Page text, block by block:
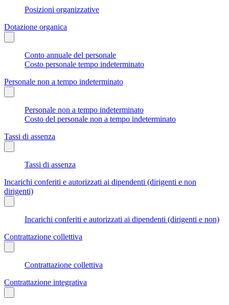
Posizioni organizzative
Dotazione organica
Conto annuale del personale
Costo personale tempo indeterminato
Personale non a tempo indeterminato
Personale non a tempo indeterminato
Costo del personale non a tempo indeterminato
Tassi di assenza
Tassi di assenza
Incarichi conferiti e autorizzati ai dipendenti (dirigenti e non
dirigenti)
Incarichi conferiti e autorizzati ai dipendenti (dirigenti e non)
Contrattazione collettiva
Contrattazione collettiva
Contrattazione integrativa